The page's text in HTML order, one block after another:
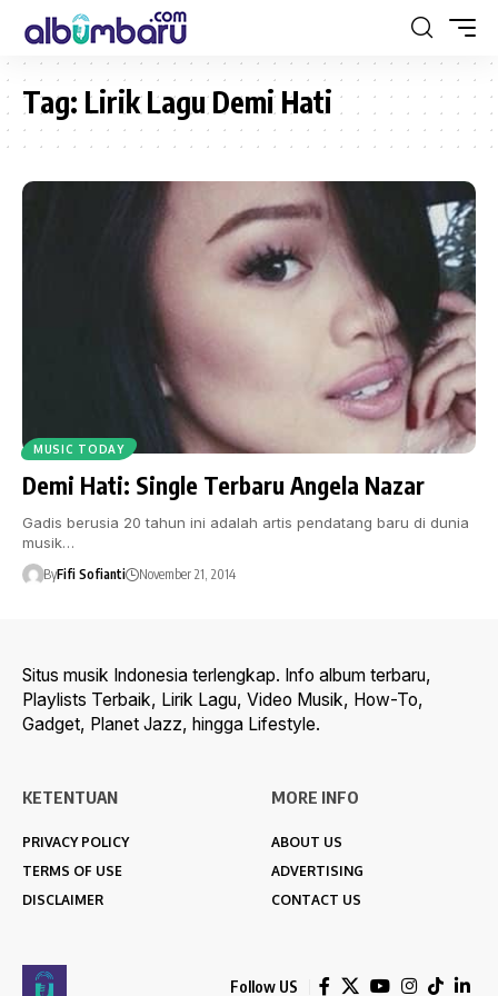
Tag: Lirik Lagu Demi Hati
MUSIC TODAY
Demi Hati: Single Terbaru Angela Nazar
Gadis berusia 20 tahun ini adalah artis pendatang baru di dunia
musik…
ByFifi Sofianti November 21, 2014
Situs musik Indonesia terlengkap. Info album terbaru,
Playlists Terbaik, Lirik Lagu, Video Musik, How-To,
Gadget, Planet Jazz, hingga Lifestyle.
KETENTUAN
PRIVACY POLICY
TERMS OF USE
DISCLAIMER
MORE INFO
ABOUT US
ADVERTISING
CONTACT US
Follow US